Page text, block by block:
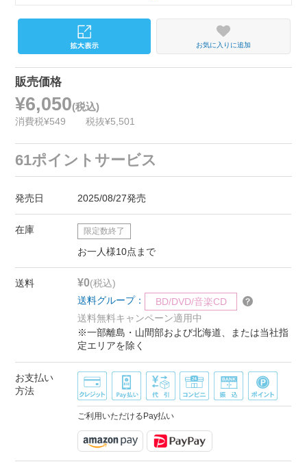
お気に入りに追加
販売価格
¥6,050(税込)
消費税¥549 税抜¥5,501
61ポイントサービス
発売日 2025/08/27発売
在庫 限定数終了
お一人様10点まで
送料 ¥0(税込)
送料グループ：
BD/DVD/音楽CD
送料無料キャンペーン適用中
※一部離島・山間部および北海道、または当社指
定エリアを除く
お支払い
方法
ご利用いただけるPay払い